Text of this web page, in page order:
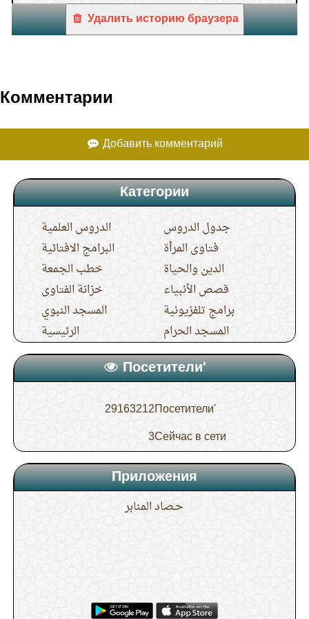
Удалить историю браузера
Комментарии
Добавить комментарий
Категории
جدول الدروس
الدروس العلمية
فتاوى المرأة
البرامج الافتائية
الدين والحياة
خطب الجمعة
قصص الأنبياء
خزانة الفتاوى
برامج تلفزيونية
المسجد النبوي
المسجد الحرام
الرئيسية
Посетители'
Посетители'
29163212
Сейчас в сети
3
Приложения
حـصاد المنابر